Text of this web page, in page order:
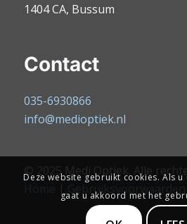
1404 CA, Bussum
Contact
035-6930866
info@medioptiek.nl
© 2025 Medi Optiek. Alle
| Gebruiksvoorwaarden
Deze website gebruikt cookies. Als
gaat u akkoord met het